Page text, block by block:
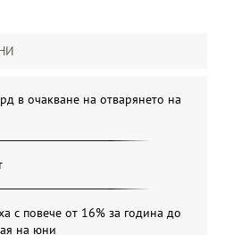
в очакване на отварянето на
с повече от 16% за година до
на юни